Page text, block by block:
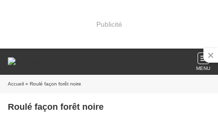
Publicité
MENU
Accueil » Roulé façon forêt noire
Roulé façon forêt noire